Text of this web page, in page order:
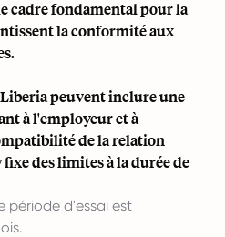
cadre fondamental pour la
la conformité aux
peuvent inclure une
à l'employeur et à
de la relation
des limites à la durée de
période d'essai est